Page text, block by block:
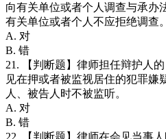
向有关单位或者个人调查与承办
有关单位或者个人不应拒绝调查。
A. 对
B. 错
21. 【判断题】律师担任辩护人
见在押或者被监视居住的犯罪嫌
人、被告人时不被监听。
A. 对
B. 错
22. 【判断题】律师在会见当事